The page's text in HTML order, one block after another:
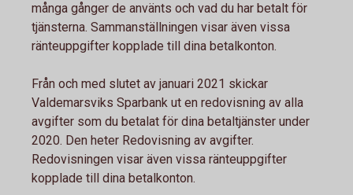
många gånger de använts och vad du har betalt för
tjänsterna. Sammanställningen visar även vissa
ränteuppgifter kopplade till dina betalkonton.
Från och med slutet av januari 2021 skickar
Valdemarsviks Sparbank ut en redovisning av alla
avgifter som du betalat för dina betaltjänster under
2020. Den heter Redovisning av avgifter.
Redovisningen visar även vissa ränteuppgifter
kopplade till dina betalkonton.